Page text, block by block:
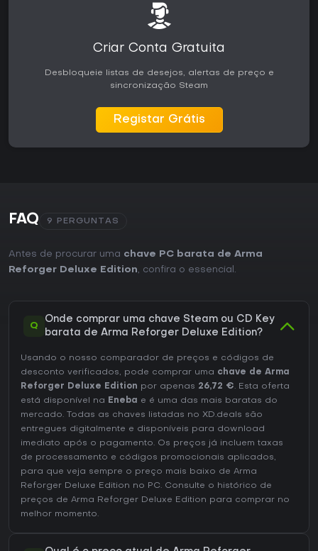
Criar Conta Gratuita
Desbloqueie listas de desejos, alertas de preço e
sincronização Steam
Registar Grátis
FAQ 9 PERGUNTAS
Antes de procurar uma chave PC barata de Arma
Reforger Deluxe Edition, confira o essencial.
Q
Onde comprar uma chave Steam ou CD Key
barata de Arma Reforger Deluxe Edition?
Usando o nosso comparador de preços e códigos de
desconto verificados, pode comprar uma chave de Arma
Reforger Deluxe Edition por apenas 26,72 €. Esta oferta
está disponível na Eneba e é uma das mais baratas do
mercado. Todas as chaves listadas no XD.deals são
entregues digitalmente e disponíveis para download
imediato após o pagamento. Os preços já incluem taxas
de processamento e códigos promocionais aplicados,
para que veja sempre o preço mais baixo de Arma
Reforger Deluxe Edition no PC. Consulte o histórico de
preços de Arma Reforger Deluxe Edition para comprar no
melhor momento.